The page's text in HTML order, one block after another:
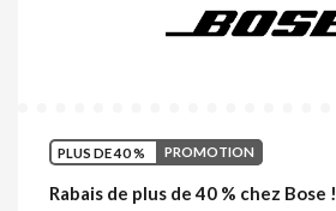
PLUS DE 40 % PROMOTION
Rabais de plus de 40 % chez Bose !